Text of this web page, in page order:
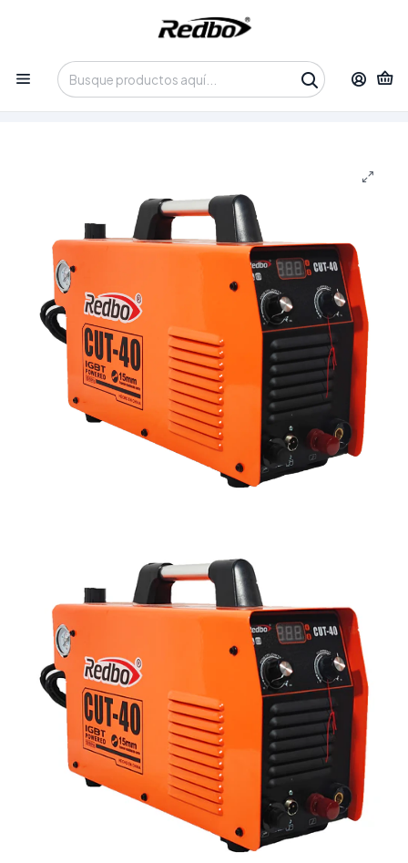
Tienda 100% Online con despacho a domicilio o retiro en
Oficina • Lun-Vie 09:30-14:00 / 15:00-17:30 • 📞 +56 9 3730 2311
Cortadoras de Plasma
Cortadora de Plasma Inverter Redbo CUT-40 (40A, 220V,